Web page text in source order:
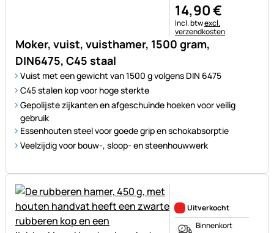
Moker, vuist, vuisthamer, 1500 gram,
DIN6475, C45 staal
Vuist met een gewicht van 1500 g volgens DIN 6475
C45 stalen kop voor hoge sterkte
Gepolijste zijkanten en afgeschuinde hoeken voor veilig
gebruik
Essenhouten steel voor goede grip en schokabsorptie
Veelzijdig voor bouw-, sloop- en steenhouwwerk
14,90€
Belastinginformatie:
Incl. btwexcl.
verzendkosten
Uitverkocht
Binnenkort